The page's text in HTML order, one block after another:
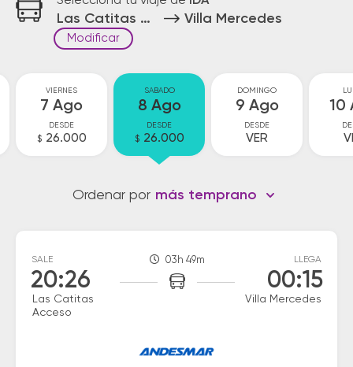
Las Catitas Acceso Villa Mercedes
Modificar
VIERNES
7 Ago
DESDE
$ 26.000
SABADO
8 Ago
DESDE
$ 26.000
DOMINGO
9 Ago
DESDE
VER
10
Ordenar por más temprano
SALE
20:26
Las Catitas
Acceso
03h 49m LLEGA
00:15
Villa Mercedes